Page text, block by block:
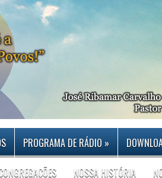
PROGRAMA DE RÁDIO»
NOSSA HISTÓRIA